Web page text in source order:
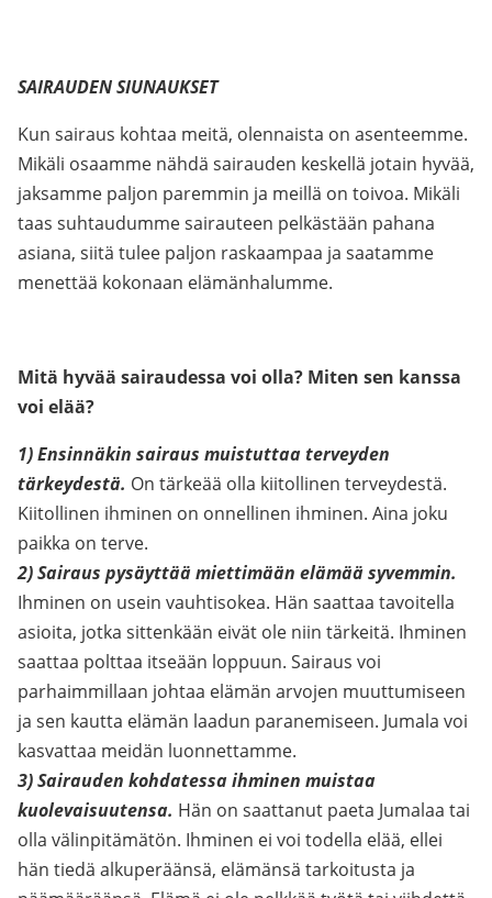
SAIRAUDEN SIUNAUKSET
Kun sairaus kohtaa meitä, olennaista on asenteemme.
Mikäli osaamme nähdä sairauden keskellä jotain hyvää,
jaksamme paljon paremmin ja meillä on toivoa. Mikäli
taas suhtaudumme sairauteen pelkästään pahana
asiana, siitä tulee paljon raskaampaa ja saatamme
menettää kokonaan elämänhalumme.
Mitä hyvää sairaudessa voi olla? Miten sen kanssa
voi elää?
1)Ensinnäkin sairaus muistuttaa terveyden
tärkeydestä. On tärkeää olla kiitollinen terveydestä.
Kiitollinen ihminen on onnellinen ihminen. Aina joku
paikka on terve.
2)Sairaus pysäyttää miettimään elämää syvemmin.
Ihminen on usein vauhtisokea. Hän saattaa tavoitella
asioita, jotka sittenkään eivät ole niin tärkeitä. Ihminen
saattaa polttaa itseään loppuun. Sairaus voi
parhaimmillaan johtaa elämän arvojen muuttumiseen
ja sen kautta elämän laadun paranemiseen. Jumala voi
kasvattaa meidän luonnettamme.
3)Sairauden kohdatessa ihminen muistaa
kuolevaisuutensa. Hän on saattanut paeta Jumalaa tai
olla välinpitämätön. Ihminen ei voi todella elää, ellei
hän tiedä alkuperäänsä, elämänsä tarkoitusta ja